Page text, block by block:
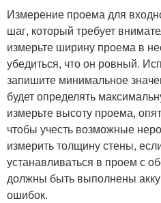
Измерение проема для
шаг, который требует
измерьте ширину проема в
убедиться, что он ровный.
запишите минимальное
будет определять
измерьте высоту проема,
чтобы учесть возможные
измерить толщину стены,
устанавливаться в проем с
должны быть выполнены
ошибок.